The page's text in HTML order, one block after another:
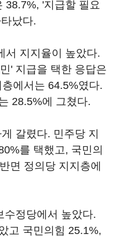
38.7%, '지급할 필요
났다.
서 지지율이 높았다.
' 지급을 택한 응답은
에서는 64.5%였다.
28.5%에 그쳤다.
갈렸다. 민주당 지
를 택했고, 국민의
면 정의당 지지층에
수정당에서 높았다.
고 국민의힘 25.1%,